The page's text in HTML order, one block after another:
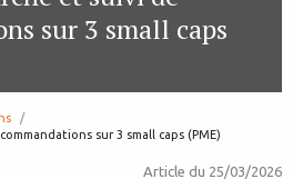
sur 3 small caps
sur 3 small caps (PME)
Article du 25/03/2026